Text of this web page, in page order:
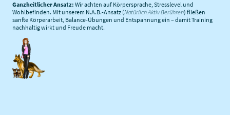
Ganzheitlicher Ansatz: Wir achten auf Körpersprache, Stresslevel und
Wohlbefinden. Mit unserem N.A.B.-Ansatz (Natürlich Aktiv Berühren) fließen
sanfte Körperarbeit, Balance-Übungen und Entspannung ein – damit Training
nachhaltig wirkt und Freude macht.